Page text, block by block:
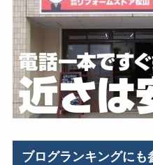
ブログランキングにも